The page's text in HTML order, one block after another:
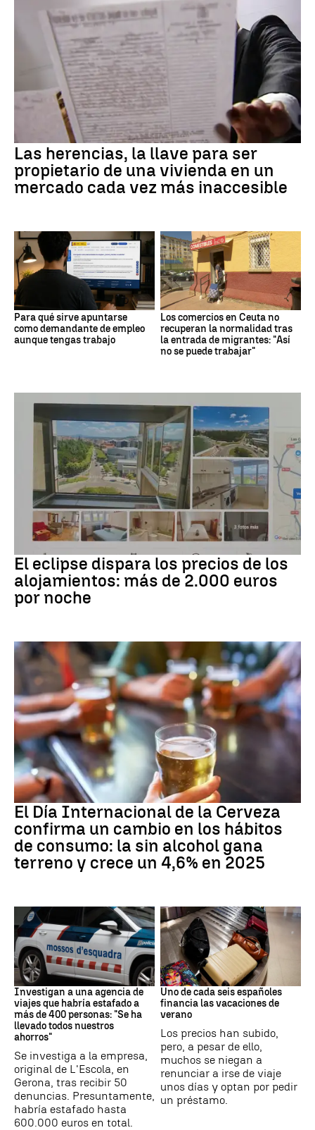
Las herencias, la llave para ser
propietario de una vivienda en un
mercado cada vez más inaccesible
Para qué sirve apuntarse
como demandante de empleo
aunque tengas trabajo
Los comercios en Ceuta no
recuperan la normalidad tras
la entrada de migrantes: "Así
no se puede trabajar"
Eclipse solar
El eclipse dispara los precios de los
alojamientos: más de 2.000 euros
por noche
Día Internacional Cerveza
El Día Internacional de la Cerveza
confirma un cambio en los hábitos
de consumo: la sin alcohol gana
terreno y crece un 4,6% en 2025
Estafa
Investigan a una agencia de
viajes que habría estafado a
más de 400 personas: "Se ha
llevado todos nuestros
ahorros"
Se investiga a la empresa,
original de L'Escola, en
Gerona, tras recibir 50
denuncias. Presuntamente,
habría estafado hasta
600.000 euros en total.
Subida precios
Uno de cada seis españoles
financia las vacaciones de
verano
Los precios han subido,
pero, a pesar de ello,
muchos se niegan a
renunciar a irse de viaje
unos días y optan por pedir
un préstamo.